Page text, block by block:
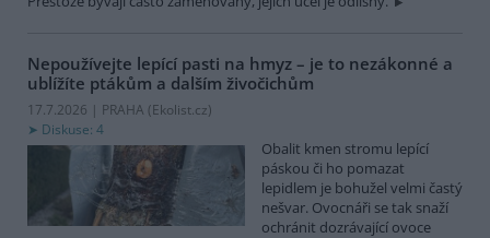
Nepoužívejte lepící pasti na hmyz – je to nezákonné a
ublížíte ptákům a dalším živočichům
17.7.2026 | PRAHA (Ekolist.cz)
Diskuse: 4
Obalit kmen stromu lepící
páskou či ho pomazat
lepidlem je bohužel velmi častý
nešvar. Ovocnáři se tak snaží
ochránit dozrávající ovoce